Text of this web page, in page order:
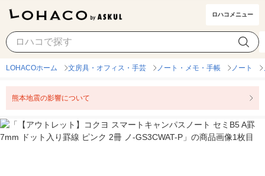
ロハコメニュー
LOHACOホーム 文房具・オフィス・手芸 ノート・メモ・手帳 ノート
熊本地震の影響について